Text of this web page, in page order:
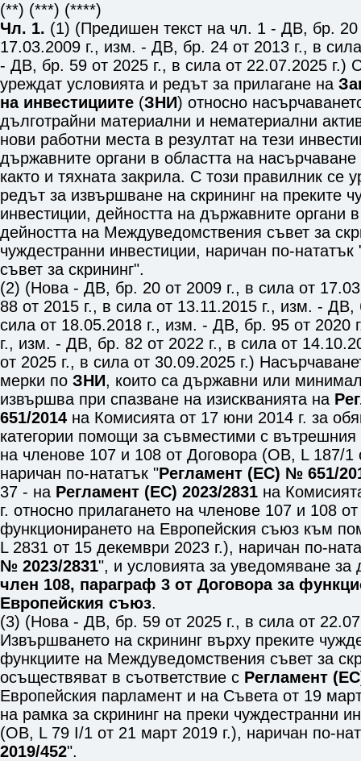
(**) (***) (****)
Чл. 1. (1) (Предишен текст на чл. 1 - ДВ, бр. 20
17.03.2009 г., изм. - ДВ, бр. 24 от 2013 г., в
- ДВ, бр. 59 от 2025 г., в сила от 22.07.2025 г.)
уреждат условията и редът за прилагане на
на инвестициите (ЗНИ) относно
дълготрайни материални и нематериални
нови работни места в резултат на тези
държавните органи в областта на
както и тяхната закрила. С този правилник се
редът за извършване на скрининг на преките
инвестиции, дейността на държавните органи
дейността на Междуведомствения съвет за
чуждестранни инвестиции, наричан по-
съвет за скрининг".
(2) (Нова - ДВ, бр. 20 от 2009 г., в сила от
88 от 2015 г., в сила от 13.11.2015 г., изм. - ДВ,
сила от 18.05.2018 г., изм. - ДВ, бр. 95 от 2020
г., изм. - ДВ, бр. 82 от 2022 г., в сила от
от 2025 г., в сила от 30.09.2025 г.)
мерки по ЗНИ, които са държавни или
извършва при спазване на изискванията на
651/2014 на Комисията от 17 юни 2014 г. за
категории помощи за съвместими с
на членове 107 и 108 от Договора (OB, L 187/1
наричан по-нататък "Регламент (ЕС) № 651/
37 - на Регламент (ЕС) 2023/2831 на
г. относно прилагането на членове 107 и 108
функционирането на Европейския съюз към
L 2831 от 15 декември 2023 г.), наричан по-
№ 2023/2831", и условията за уведомяване
член 108, параграф 3 от Договора за
Европейския съюз.
(3) (Нова - ДВ, бр. 59 от 2025 г., в сила от
Извършването на скрининг върху преките
функциите на Междуведомствения съвет за
осъществяват в съответствие с Регламент
Европейския парламент и на Съвета от 19
на рамка за скрининг на преки чуждестранни
(OB, L 79 І/1 от 21 март 2019 г.), наричан по-
2019/452".